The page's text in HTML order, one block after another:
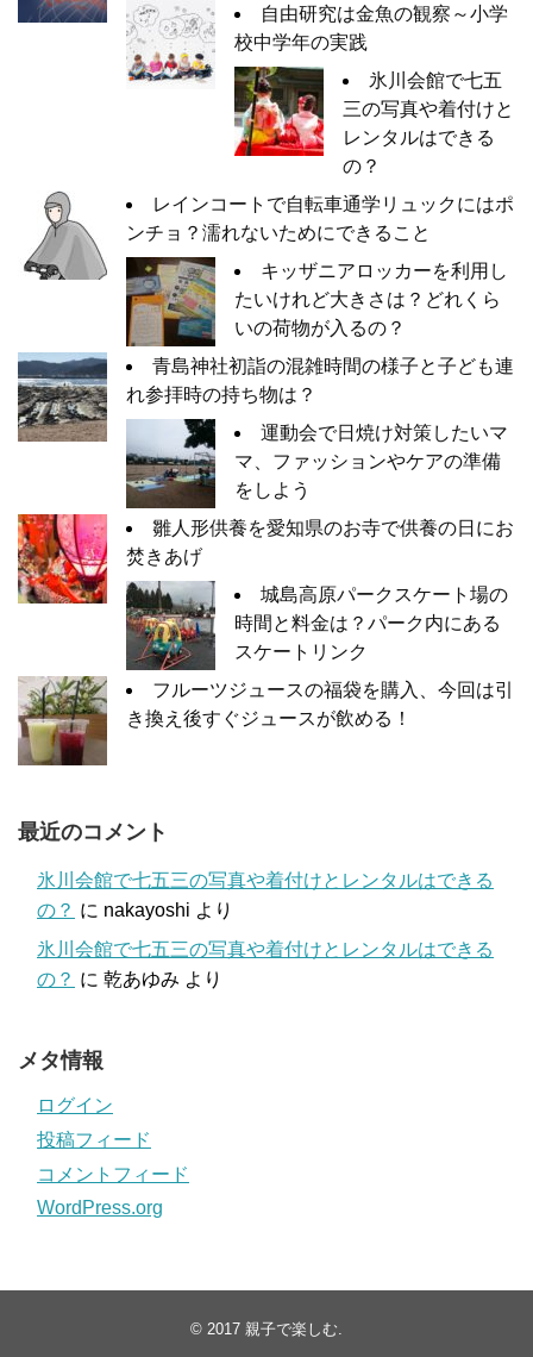
自由研究は金魚の観察～小学
校中学年の実践
氷川会館で七五
三の写真や着付けと
レンタルはできる
の？
レインコートで自転車通学リュックにはポ
ンチョ？濡れないためにできること
キッザニアロッカーを利用し
たいけれど大きさは？どれくら
いの荷物が入るの？
青島神社初詣の混雑時間の様子と子ども連
れ参拝時の持ち物は？
運動会で日焼け対策したいマ
マ、ファッションやケアの準備
をしよう
雛人形供養を愛知県のお寺で供養の日にお
焚きあげ
城島高原パークスケート場の
時間と料金は？パーク内にある
スケートリンク
フルーツジュースの福袋を購入、今回は引
き換え後すぐジュースが飲める！
最近のコメント
氷川会館で七五三の写真や着付けとレンタルはできる
の？ に nakayoshi より
氷川会館で七五三の写真や着付けとレンタルはできる
の？ に 乾あゆみ より
メタ情報
ログイン
投稿フィード
コメントフィード
WordPress.org
© 2017 親子で楽しむ